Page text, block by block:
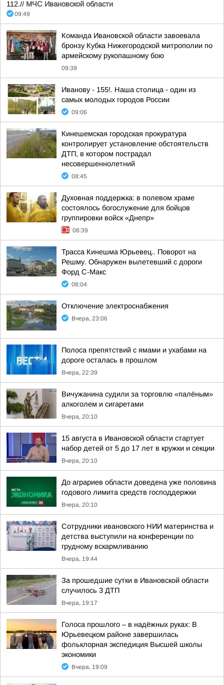
112.// МЧС Ивановской области
09:49
Команда Ивановской области завоевала
бронзу Кубка Нижегородской митрополии по
армейскому рукопашному бою
09:39
Иванову - 155!. Наша столица - один из
самых молодых городов России
09:06
Кинешемская городская прокуратура
контролирует установление обстоятельств
ДТП, в котором пострадал
несовершеннолетний
08:45
Духовная поддержка: в полевом храме
состоялось богослужение для бойцов
группировки войск «Днепр»
08:39
Трасса Кинешма Юрьевец.. Поворот на
Решму. Обнаружен вылетевший с дороги
Форд С-Макс
08:04
Отключение электроснабжения
Вчера, 23:06
Полоса препятствий с ямами и ухабами на
дороге осталась в прошлом
Вчера, 22:39
Вичужанина судили за торговлю «палёным»
алкоголем и сигаретами
Вчера, 20:10
15 августа в Ивановской области стартует
набор детей от 5 до 17 лет в кружки и секции
Вчера, 20:10
До аграриев области доведена уже половина
годового лимита средств господдержки
Вчера, 20:10
Сотрудники ивановского НИИ материнства и
детства выступили на конференции по
грудному вскармливанию
Вчера, 19:44
За прошедшие сутки в Ивановской области
случилось 3 ДТП
Вчера, 19:17
Голоса прошлого – в надёжных руках: В
Юрьевецком районе завершилась
фольклорная экспедиция Высшей школы
экономики
Вчера, 19:09